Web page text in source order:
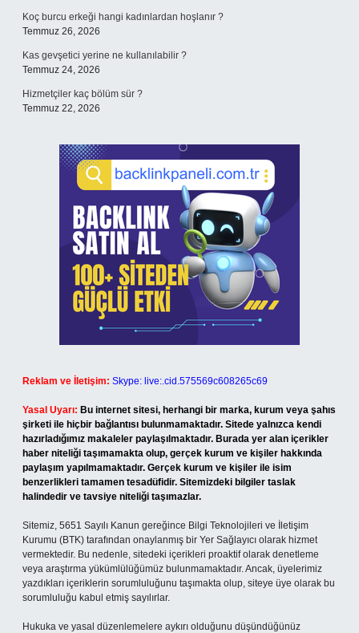
Koç burcu erkeği hangi kadınlardan hoşlanır ?
Temmuz 26, 2026
Kas gevşetici yerine ne kullanılabilir ?
Temmuz 24, 2026
Hizmetçiler kaç bölüm sür ?
Temmuz 22, 2026
Reklam ve İletişim: Skype: live:.cid.575569c608265c69
Yasal Uyarı: Bu internet sitesi, herhangi bir marka, kurum veya şahıs
şirketi ile hiçbir bağlantısı bulunmamaktadır. Sitede yalnızca kendi
hazırladığımız makaleler paylaşılmaktadır. Burada yer alan içerikler
haber niteliği taşımamakta olup, gerçek kurum ve kişiler hakkında
paylaşım yapılmamaktadır. Gerçek kurum ve kişiler ile isim
benzerlikleri tamamen tesadüfidir. Sitemizdeki bilgiler taslak
halindedir ve tavsiye niteliği taşımazlar.
Sitemiz, 5651 Sayılı Kanun gereğince Bilgi Teknolojileri ve İletişim
Kurumu (BTK) tarafından onaylanmış bir Yer Sağlayıcı olarak hizmet
vermektedir. Bu nedenle, sitedeki içerikleri proaktif olarak denetleme
veya araştırma yükümlülüğümüz bulunmamaktadır. Ancak, üyelerimiz
yazdıkları içeriklerin sorumluluğunu taşımakta olup, siteye üye olarak bu
sorumluluğu kabul etmiş sayılırlar.
Hukuka ve yasal düzenlemelere aykırı olduğunu düşündüğünüz